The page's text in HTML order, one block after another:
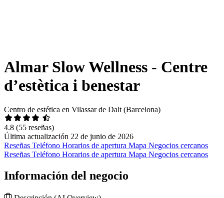
Almar Slow Wellness - Centre
d’estètica i benestar
Centro de estética en Vilassar de Dalt (Barcelona)
4.8 (55 reseñas)
Última actualización 22 de junio de 2026
Reseñas Teléfono Horarios de apertura Mapa Negocios cercanos
Reseñas Teléfono Horarios de apertura Mapa Negocios cercanos
Información del negocio